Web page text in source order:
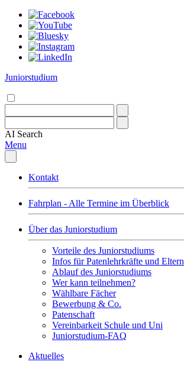
Juniorstudium
AI Search
Menu
Kontakt
Fahrplan - Alle Termine im Überblick
Über das Juniorstudium
Vorteile des Juniorstudiums
Infos für Patenlehrkräfte und Eltern
Ablauf des Juniorstudiums
Wer kann teilnehmen?
Wählbare Fächer
Bewerbung & Co.
Patenschaft
Vereinbarkeit Schule und Uni
Juniorstudium-FAQ
Aktuelles